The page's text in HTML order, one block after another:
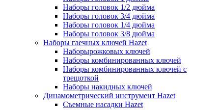
Наборы головок 1/2 дюйма
Наборы головок 3/4 дюйма
Наборы головок 1/4 дюйма
Наборы головок 3/8 дюйма
Наборы гаечных ключей Hazet
Наборырожковых ключей
Наборы комбинированных ключей
Наборы комбинированных ключей с
трещоткой
Наборы накидных ключей
Динамометрический инструмент Hazet
Съемные насадки Hazet